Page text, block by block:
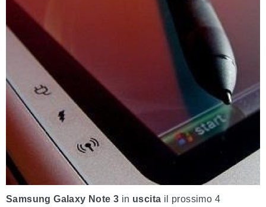
Samsung Galaxy Note 3 in uscita il prossimo 4